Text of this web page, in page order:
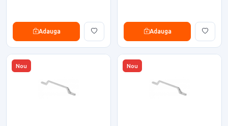
Adauga Adauga
Nou Nou